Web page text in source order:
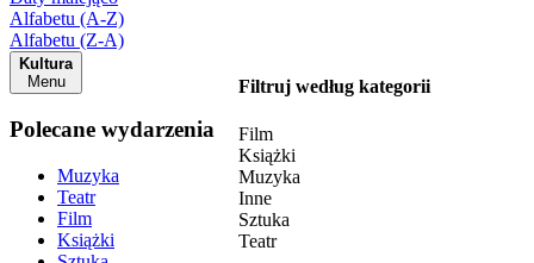
Alfabetu (A-Z)
Alfabetu (Z-A)
Kultura
Menu
Polecane wydarzenia
Muzyka
Teatr
Film
Książki
Filtruj według kategorii
Film
Książki
Muzyka
Inne
Sztuka
Teatr